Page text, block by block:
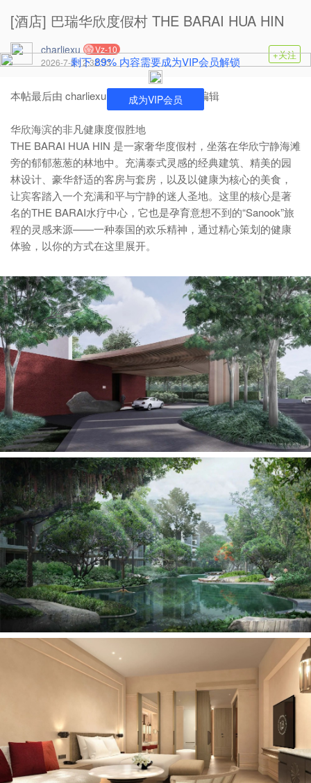
[酒店] 巴瑞华欣度假村 THE BARAI HUA HIN
charliexu
Vz-10
2026-7-3 12:32:33
+关注
本帖最后由 charliexu 于 2026-7-20 14:56 编辑
华欣海滨的非凡健康度假胜地
THE BARAI HUA HIN 是一家奢华度假村，坐落在华欣宁静海滩
旁的郁郁葱葱的林地中。充满泰式灵感的经典建筑、精美的园
林设计、豪华舒适的客房与套房，以及以健康为核心的美食，
让宾客踏入一个充满和平与宁静的迷人圣地。这里的核心是著
名的THE BARAI水疗中心，它也是孕育意想不到的“Sanook”旅
程的灵感来源——一种泰国的欢乐精神，通过精心策划的健康
体验，以你的方式在这里展开。
剩下89% 内容需要成为VIP会员解锁
成为VIP会员